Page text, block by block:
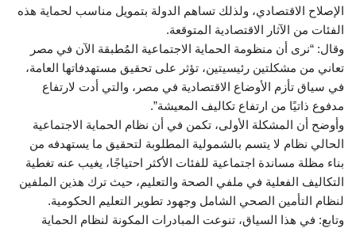
الإصلاح الاقتصادي، ولذلك تساهم الدولة بتمويل مناسب لحماية هذه
الفئات من الآثار الاقتصادية المتوقعة.
وقال: “نرى أن منظومة الحماية الاجتماعية المُطبقة الآن في مصر
تعاني من مشكلتين رئيسيتين، تؤثر على تحقيق مستهدفاتها العامة،
في سياق تأزم الأوضاع الاقتصادية في مصر، والتي أدت لارتفاع
مدفوع ذاتيًا من ارتفاع تكاليف المعيشة”.
وأوضح أن المشكلة الأولى، تكمن في أن نظام الحماية الاجتماعية
الحالي نظام لا يتسم بالشمولية المطلوبة لتحقيق ما يستهدفه من
بناء مظلة مساندة اجتماعية للفئات الأكثر احتياجًا، يغيب عنه تغطية
التكاليف الفعلية في ملفي الصحة والتعليم، حيث ترك هذين الملفين
لنظام التأمين الصحي الشامل وجهود تطوير التعليم الحكومية.
وتابع: في هذا السياق، تنوعت المبادرات المكونة لنظام الحماية